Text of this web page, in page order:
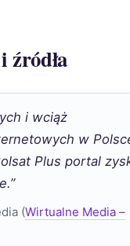
źródła
i wciąż
w
Plus portal
(Wirtualne Media –